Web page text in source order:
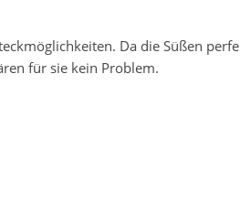
Da die Süßen
für sie kein Problem.